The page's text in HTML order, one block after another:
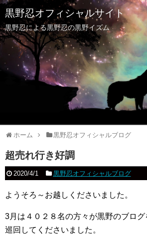
黒野忍オフィシャルサイト
黒野忍による黒野忍の黒野イズム
ホーム 黒野忍オフィシャルブログ
超売れ行き好調
2020/4/1 黒野忍オフィシャルブログ
ようそろ～お越しくださいました。
3月は４０２８名の方々が黒野のブロ
巡回してくださいました。